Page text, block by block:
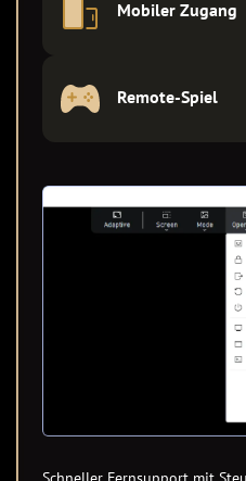
Mobiler Zugang
Remote-Spiel